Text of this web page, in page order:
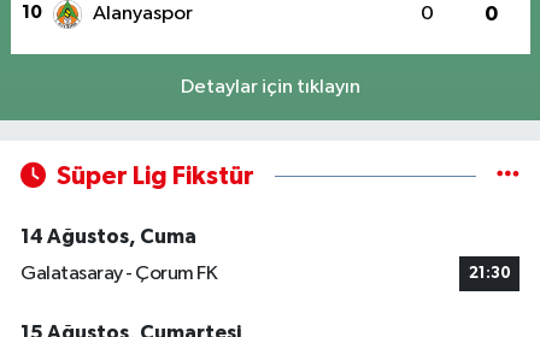
10 Alanyaspor 0 0
Detaylar için tıklayın
Süper Lig Fikstür
14 Ağustos, Cuma
Galatasaray - Çorum FK
21:30
15 Ağustos, Cumartesi